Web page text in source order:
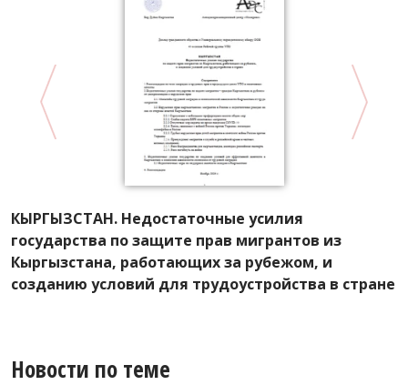
КЫРГЫЗСТАН. Недостаточные усилия
государства по защите прав мигрантов из
Кыргызстана, работающих за рубежом, и
созданию условий для трудоустройства в стране
Новости по теме